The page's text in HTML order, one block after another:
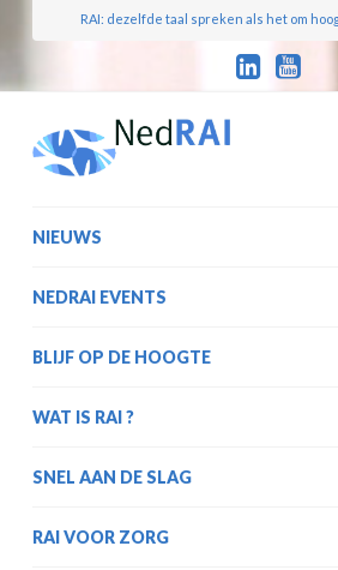
RAI: dezelfde taal spreken als het om
NIEUWS
NEDRAI EVENTS
BLIJF OP DE HOOGTE
WAT IS RAI ?
SNEL AAN DE SLAG
RAI VOOR ZORG